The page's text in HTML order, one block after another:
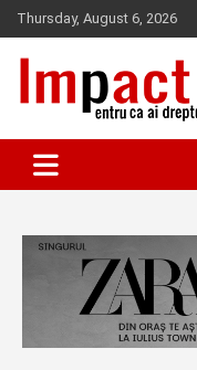
Skip
to
content
Thursday, August 6, 2026